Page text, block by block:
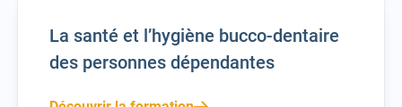
La santé et l’hygiène bucco-dentaire
des personnes dépendantes